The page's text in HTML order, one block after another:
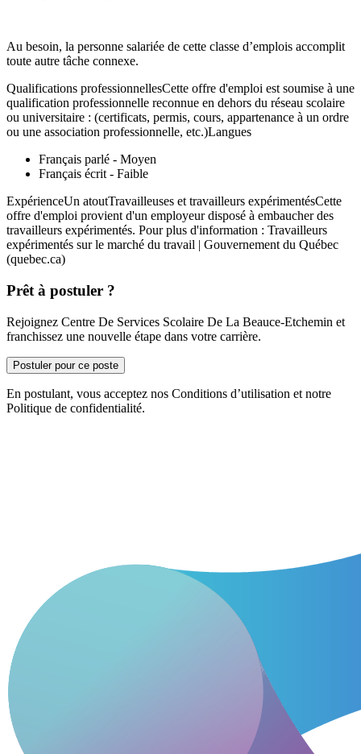
Au besoin, la personne salariée de cette classe d’emplois accomplit
toute autre tâche connexe.
Qualifications professionnellesCette offre d'emploi est soumise à une
qualification professionnelle reconnue en dehors du réseau scolaire
ou universitaire : (certificats, permis, cours, appartenance à un ordre
ou une association professionnelle, etc.)Langues
Français parlé - Moyen
Français écrit - Faible
ExpérienceUn atoutTravailleuses et travailleurs expérimentésCette
offre d'emploi provient d'un employeur disposé à embaucher des
travailleurs expérimentés. Pour plus d'information : Travailleurs
expérimentés sur le marché du travail | Gouvernement du Québec
(quebec.ca)
Prêt à postuler ?
Rejoignez Centre De Services Scolaire De La Beauce-Etchemin et
franchissez une nouvelle étape dans votre carrière.
Postuler pour ce poste
En postulant, vous acceptez nos Conditions d’utilisation et notre
Politique de confidentialité.